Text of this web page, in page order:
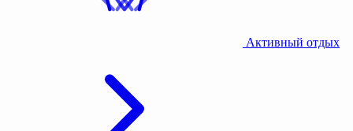
Активный отдых